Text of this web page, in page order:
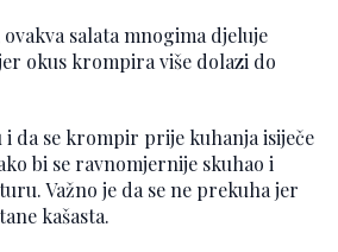
salata mnogima djeluje
okus krompira više dolazi do
da se krompir prije kuhanja isiječe
bi se ravnomjernije skuhao i
Važno je da se ne prekuha jer
kašasta.